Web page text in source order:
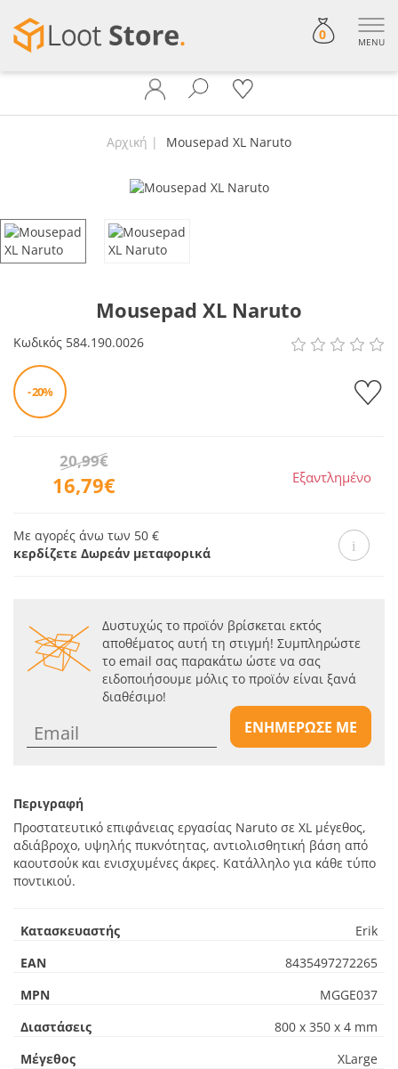
0 MENU
Αρχική Mousepad XL Naruto
Mousepad XL Naruto
Κωδικός 584.190.0026
- 20%
16,79€
20,99€
Εξαντλημένο
Με αγορές άνω των 50 €
κερδίζετε Δωρεάν μεταφορικά
Δυστυχώς το προϊόν βρίσκεται εκτός
αποθέματος αυτή τη στιγμή! Συμπληρώστε
το email σας παρακάτω ώστε να σας
ειδοποιήσουμε μόλις το προϊόν είναι ξανά
διαθέσιμο!
ΕΝΗΜΕΡΩΣΕ ΜΕ
Περιγραφή
Προστατευτικό επιφάνειας εργασίας Naruto σε XL μέγεθος,
αδιάβροχο, υψηλής πυκνότητας, αντιολισθητική βάση από
καουτσούκ και ενισχυμένες άκρες. Κατάλληλο για κάθε τύπο
ποντικιού.
Κατασκευαστής
Erik
EAN
8435497272265
MPN
MGGE037
Διαστάσεις
800 x 350 x 4 mm
Μέγεθος
XLarge